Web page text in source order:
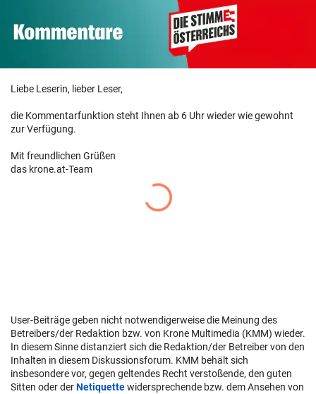
Liebe Leserin, lieber Leser,
die Kommentarfunktion steht Ihnen ab 6 Uhr wieder wie gewohnt
zur Verfügung.
Mit freundlichen Grüßen
das krone.at-Team
User-Beiträge geben nicht notwendigerweise die Meinung des
Betreibers/der Redaktion bzw. von Krone Multimedia (KMM) wieder.
In diesem Sinne distanziert sich die Redaktion/der Betreiber von den
Inhalten in diesem Diskussionsforum. KMM behält sich
insbesondere vor, gegen geltendes Recht verstoßende, den guten
Sitten oder derNetiquettewidersprechende bzw. dem Ansehen von